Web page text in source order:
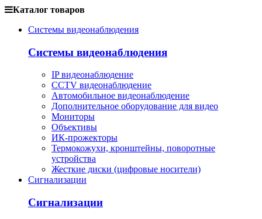
Каталог товаров
Системы видеонаблюдения
Системы видеонаблюдения
IP видеонаблюдение
CCTV видеонаблюдение
Автомобильное видеонаблюдение
Дополнительное оборудование для видео
Мониторы
Объективы
ИК-прожекторы
Термокожухи, кронштейны, поворотные
устройства
Жесткие диски (цифровые носители)
Сигнализации
Сигнализации